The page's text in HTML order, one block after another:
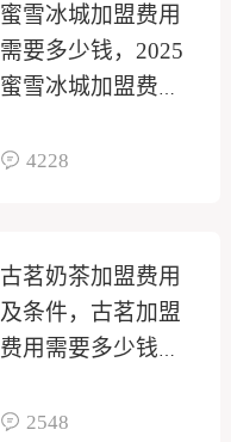
蜜雪冰城加盟费用
需要多少钱，2025
蜜雪冰城加盟费及
4228
古茗奶茶加盟费用
及条件，古茗加盟
费用需要多少钱
2548